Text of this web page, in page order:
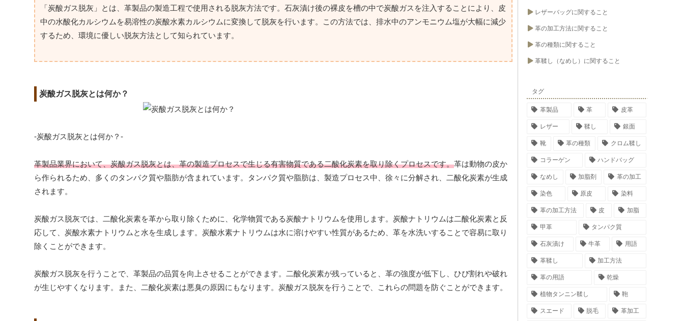
「炭酸ガス脱灰」とは、革製品の製造工程で使用される脱灰方法です。石灰漬け後の裸皮を槽の中で炭酸ガスを注入することにより、皮
中の水酸化カルシウムを易溶性の炭酸水素カルシウムに変換して脱灰を行います。この方法では、排水中のアンモニウム塩が大幅に減少
するため、環境に優しい脱灰方法として知られています。
炭酸ガス脱灰とは何か？
-炭酸ガス脱灰とは何か？-
革製品業界において、炭酸ガス脱灰とは、革の製造プロセスで生じる有害物質である二酸化炭素を取り除くプロセスです。革は動物の皮か
ら作られるため、多くのタンパク質や脂肪が含まれています。タンパク質や脂肪は、製造プロセス中、徐々に分解され、二酸化炭素が生成
されます。
炭酸ガス脱灰では、二酸化炭素を革から取り除くために、化学物質である炭酸ナトリウムを使用します。炭酸ナトリウムは二酸化炭素と反
応して、炭酸水素ナトリウムと水を生成します。炭酸水素ナトリウムは水に溶けやすい性質があるため、革を水洗いすることで容易に取り
除くことができます。
炭酸ガス脱灰を行うことで、革製品の品質を向上させることができます。二酸化炭素が残っていると、革の強度が低下し、ひび割れや破れ
が生じやすくなります。また、二酸化炭素は悪臭の原因にもなります。炭酸ガス脱灰を行うことで、これらの問題を防ぐことができます。
レザーバッグに関すること
革の加工方法に関すること
革の種類に関すること
革鞣し（なめし）に関すること
タグ
革製品 革 皮革
レザー 鞣し 銀面
靴 革の種類 クロム鞣し
コラーゲン ハンドバッグ
なめし 加脂剤 革の加工
染色 原皮 染料
革の加工方法 皮 加脂
甲革 タンパク質
石灰漬け 牛革 用語
革鞣し 加工方法
革の用語 乾燥
植物タンニン鞣し 鞄
スエード 脱毛 革加工